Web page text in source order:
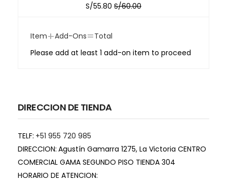
S/55.80 S/60.00
Item+Add-Ons=Total
Please add at least 1 add-on item to proceed
DIRECCION DE TIENDA
TELF: +51 955 720 985
DIRECCION: Agustín Gamarra 1275, La Victoria CENTRO
COMERCIAL GAMA SEGUNDO PISO TIENDA 304
HORARIO DE ATENCION: